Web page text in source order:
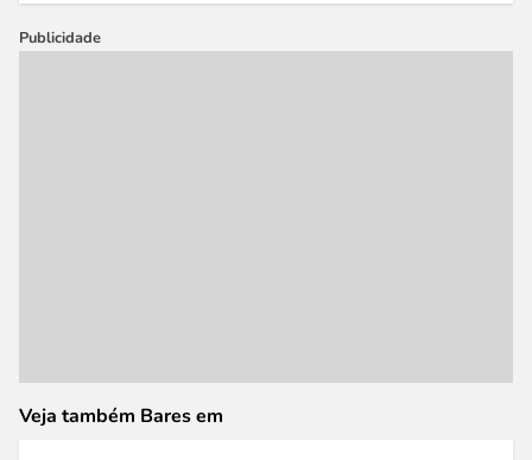
Publicidade
Veja também Bares em